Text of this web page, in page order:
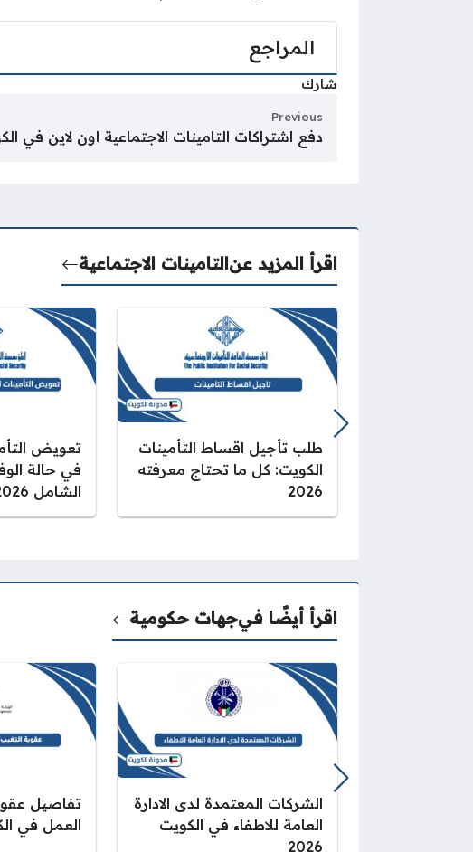
المراجع
شارك
Previous
دفع اشتراكات التامينات الاجتماعية اون لاين في
اقرأ المزيد عنالتامينات الاجتماعية
طلب تأجيل اقساط التأمينات
الكويت: كل ما تحتاج معرفته
2026
تعويض
في حالة
الشامل 2026
اقرأ أيضًا فيجهات حكومية
الشركات المعتمدة لدى الادارة
العامة للاطفاء في الكويت
2026
تفاصيل
العمل في